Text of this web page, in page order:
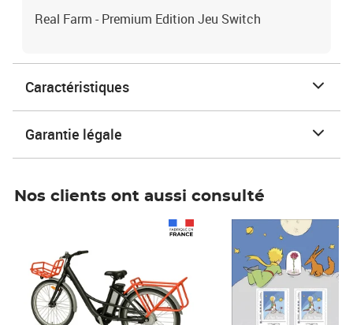
Real Farm - Premium Edition Jeu Switch
Caractéristiques
Garantie légale
Nos clients ont aussi consulté
Prix 7,50€